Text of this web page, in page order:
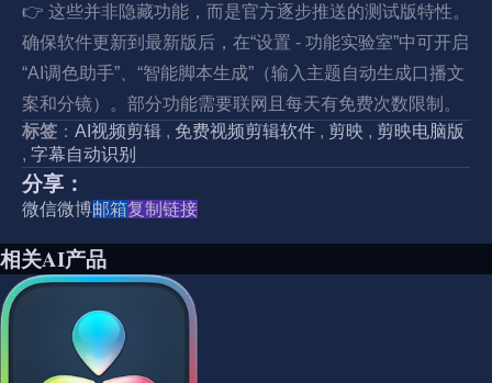
👉 这些并非隐藏功能，而是官方逐步推送的测试版特性。
确保软件更新到最新版后，在“设置 - 功能实验室”中可开启
“AI调色助手”、“智能脚本生成”（输入主题自动生成口播文
案和分镜）。部分功能需要联网且每天有免费次数限制。
标签 ： AI视频剪辑 , 免费视频剪辑软件 , 剪映 , 剪映电脑版
, 字幕自动识别
分享：
微信微博邮箱复制链接
相关AI产品